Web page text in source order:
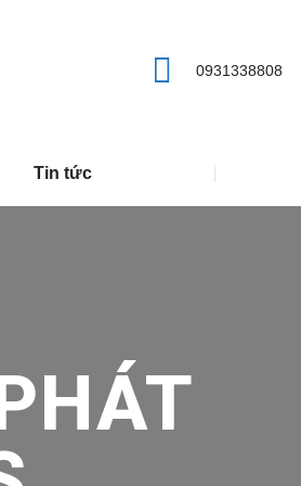
0931338808
Tin tức